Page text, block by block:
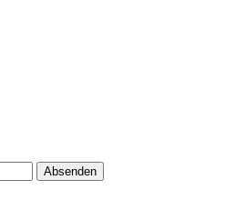
Absenden